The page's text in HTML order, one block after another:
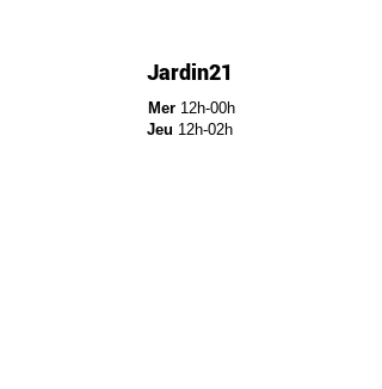
Jardin21
Mer12h-00h
Jeu 12h-02h